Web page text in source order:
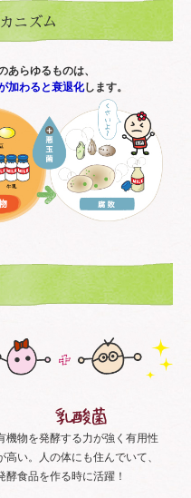
ニズム
あらゆるものは、
加わると衰退化します。
機物を発酵する力が強く有用性
高い。人の体にも住んでいて、
酵食品を作る時に活躍！